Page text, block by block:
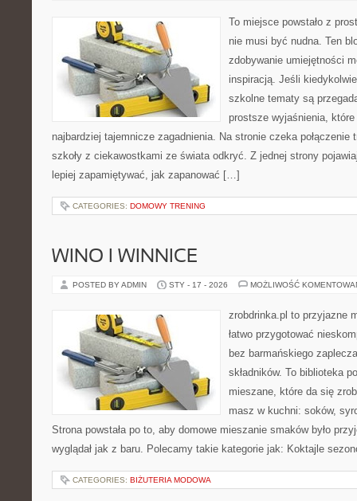
To miejsce powstało z
nie musi być nudna. Ten
zdobywanie umiejętności
inspiracją. Jeśli
szkolne tematy są
prostsze wyjaśnienia, które
najbardziej tajemnicze zagadnienia. Na stronie czeka połączenie
szkoły z ciekawostkami ze świata odkryć. Z jednej strony
lepiej zapamiętywać, jak zapanować […]
CATEGORIES: DOMOWY TRENING
WINO I WINNICE
POSTED BY ADMIN STY - 17 - 2026 MOŻLIWOŚĆ
zrobdrinka.pl to przyjazne
łatwo przygotować
bez barmańskiego
składników. To biblioteka
mieszane, które da się
masz w kuchni: soków,
Strona powstała po to, aby domowe mieszanie smaków było
wyglądał jak z baru. Polecamy takie kategorie jak: Koktajle
CATEGORIES: BIŻUTERIA MODOWA